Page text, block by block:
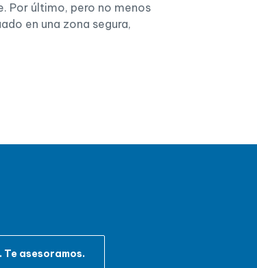
Por último, pero no menos
en una zona segura,
asesoramos.